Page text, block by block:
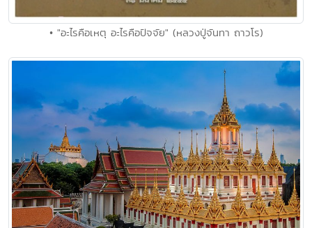
• "อะไรคือเหตุ อะไรคือปัจจัย" (หลวงปู่จันทา ถาวโร)